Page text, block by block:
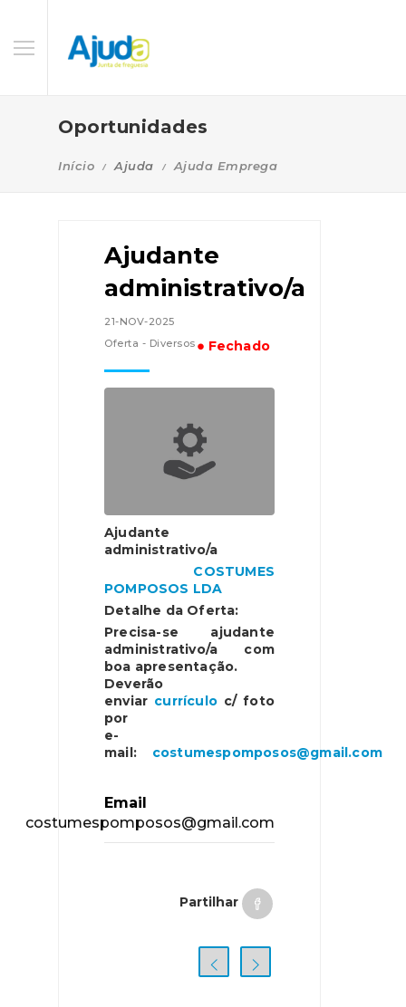
Oportunidades
Início Ajuda Ajuda Emprega
Ajudante
administrativo/a
21-NOV-2025
Oferta - Diversos ● Fechado
Ajudante
administrativo/a
COSTUMES
POMPOSOS LDA
Detalhe da Oferta:
Precisa-se ajudante
administrativo/a com
boa apresentação.
Deverão
enviar currículoc/ foto
por
e-
mail: costumespomposos@gmail.com
Email
costumespomposos@gmail.com
Partilhar